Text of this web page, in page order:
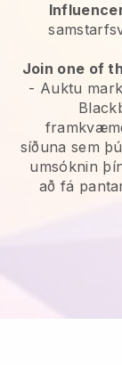
Join one of
- Auktu
síðuna sem
umsóknin
að fá